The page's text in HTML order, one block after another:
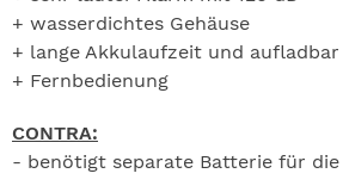
+ wasserdichtes Gehäuse
+ lange Akkulaufzeit und aufladbar
+ Fernbedienung
CONTRA:
- benötigt separate Batterie für die